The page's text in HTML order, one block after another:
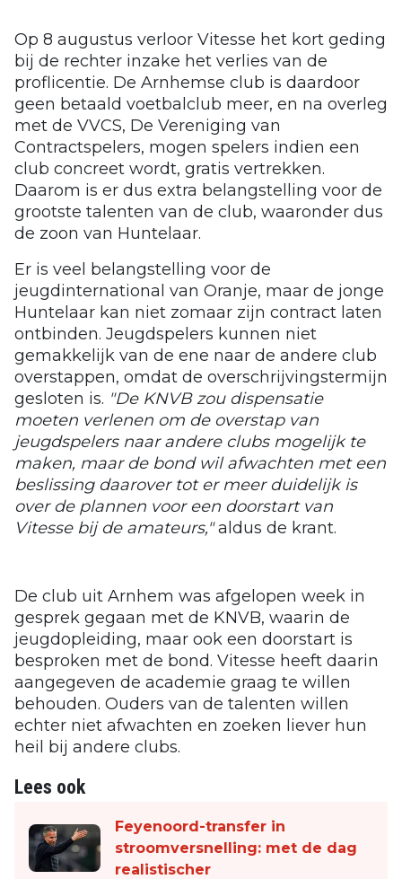
Op 8 augustus verloor Vitesse het kort geding
bij de rechter inzake het verlies van de
proflicentie. De Arnhemse club is daardoor
geen betaald voetbalclub meer, en na overleg
met de VVCS, De Vereniging van
Contractspelers, mogen spelers indien een
club concreet wordt, gratis vertrekken.
Daarom is er dus extra belangstelling voor de
grootste talenten van de club, waaronder dus
de zoon van Huntelaar.
Er is veel belangstelling voor de
jeugdinternational van Oranje, maar de jonge
Huntelaar kan niet zomaar zijn contract laten
ontbinden. Jeugdspelers kunnen niet
gemakkelijk van de ene naar de andere club
overstappen, omdat de overschrijvingstermijn
gesloten is. "De KNVB zou dispensatie
moeten verlenen om de overstap van
jeugdspelers naar andere clubs mogelijk te
maken, maar de bond wil afwachten met een
beslissing daarover tot er meer duidelijk is
over de plannen voor een doorstart van
Vitesse bij de amateurs,"aldus de krant.
De club uit Arnhem was afgelopen week in
gesprek gegaan met de KNVB, waarin de
jeugdopleiding, maar ook een doorstart is
besproken met de bond. Vitesse heeft daarin
aangegeven de academie graag te willen
behouden. Ouders van de talenten willen
echter niet afwachten en zoeken liever hun
heil bij andere clubs.
Lees ook
Feyenoord-transfer in
stroomversnelling: met de dag
realistischer